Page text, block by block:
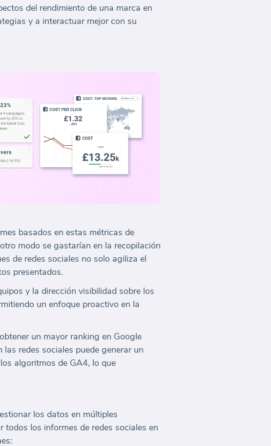
del rendimiento de una marca en
y a interactuar mejor con su
basados en estas métricas de
modo se gastarían en la recopilación
de redes sociales no solo agiliza el
presentados.
y la dirección visibilidad sobre los
un enfoque proactivo en la
un mayor ranking en Google
redes sociales puede generar un
algoritmos de GA4, lo que
los datos en múltiples
los informes de redes sociales en